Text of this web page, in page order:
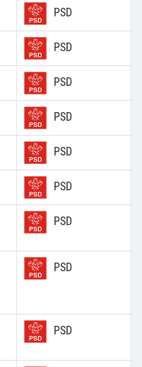
PSD
PSD
PSD
PSD
PSD
PSD
PSD
PSD
PSD